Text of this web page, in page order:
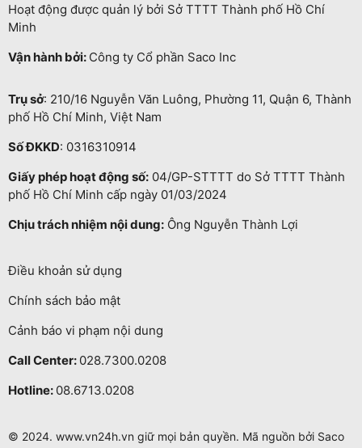
Hoạt động được quản lý bởi Sở TTTT Thành phố Hồ Chí
Minh
Vận hành bởi: Công ty Cổ phần Saco Inc
Trụ sở: 210/16 Nguyễn Văn Luông, Phường 11, Quận 6, Thành
phố Hồ Chí Minh, Việt Nam
Số ĐKKD: 0316310914
Giấy phép hoạt động số: 04/GP-STTTT do Sở TTTT Thành
phố Hồ Chí Minh cấp ngày 01/03/2024
Chịu trách nhiệm nội dung: Ông Nguyễn Thành Lợi
Điều khoản sử dụng
Chính sách bảo mật
Cảnh báo vi phạm nội dung
Call Center: 028.7300.0208
Hotline: 08.6713.0208
© 2024. www.vn24h.vn giữ mọi bản quyền. Mã nguồn bởi Saco